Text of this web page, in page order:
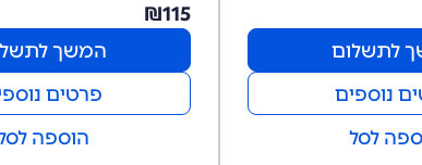
לתשלום
נוספים
לסל
115
₪
המשך
פרטים
הוספה